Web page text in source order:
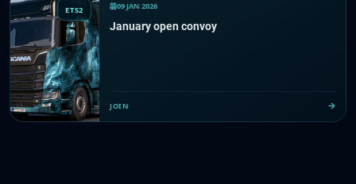
ETS2 09 JAN 2026
January open convoy
JOIN